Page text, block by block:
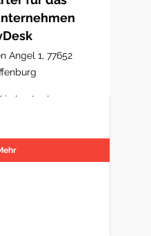
Angel 1, 77652
in bester Lage